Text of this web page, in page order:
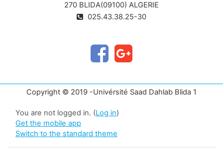
270 BLIDA(09100) ALGERIE
025.43.38.25-30
Copyright © 2019 -Univérsité Saad Dahlab Blida 1
You are not logged in. (Log in)
Get the mobile app
Switch to the standard theme